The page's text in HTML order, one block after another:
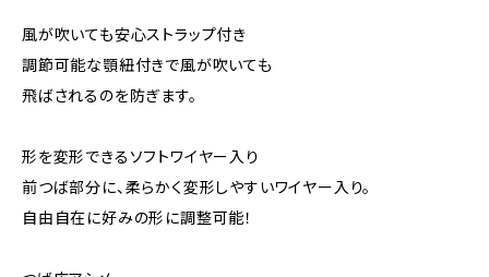
風が吹いても安心ストラップ付き
調節可能な顎紐付きで風が吹いても
飛ばされるのを防ぎます。
形を変形できるソフトワイヤー入り
前つば部分に、柔らかく変形しやすいワイヤー入り。
自由自在に好みの形に調整可能！